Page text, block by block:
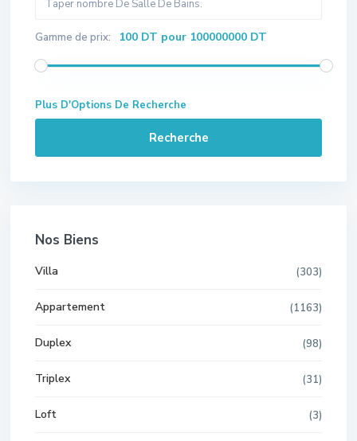
Gamme de prix: 100 DT pour 100000000 DT
Plus D'Options De Recherche
Recherche
Nos Biens
Villa (303)
Appartement (1163)
Duplex (98)
Triplex (31)
Loft (3)